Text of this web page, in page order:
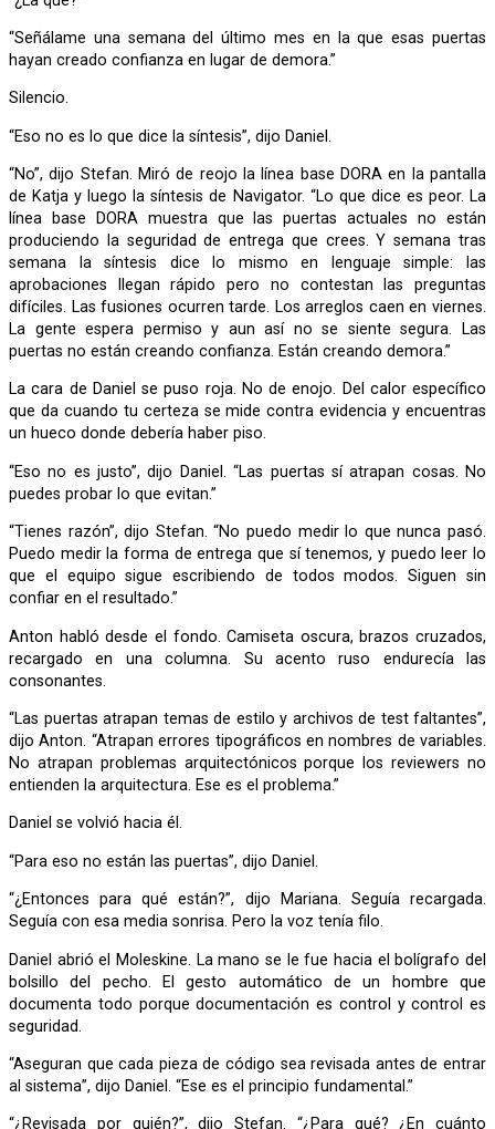
“Señálame una semana del último mes en la que esas puertas
hayan creado confianza en lugar de demora.”
Silencio.
“Eso no es lo que dice la síntesis”, dijo Daniel.
“No”, dijo Stefan. Miró de reojo la línea base DORA en la pantalla
de Katja y luego la síntesis de Navigator. “Lo que dice es peor. La
línea base DORA muestra que las puertas actuales no están
produciendo la seguridad de entrega que crees. Y semana tras
semana la síntesis dice lo mismo en lenguaje simple: las
aprobaciones llegan rápido pero no contestan las preguntas
difíciles. Las fusiones ocurren tarde. Los arreglos caen en viernes.
La gente espera permiso y aun así no se siente segura. Las
puertas no están creando confianza. Están creando demora.”
La cara de Daniel se puso roja. No de enojo. Del calor específico
que da cuando tu certeza se mide contra evidencia y encuentras
un hueco donde debería haber piso.
“Eso no es justo”, dijo Daniel. “Las puertas sí atrapan cosas. No
puedes probar lo que evitan.”
“Tienes razón”, dijo Stefan. “No puedo medir lo que nunca pasó.
Puedo medir la forma de entrega que sí tenemos, y puedo leer lo
que el equipo sigue escribiendo de todos modos. Siguen sin
confiar en el resultado.”
Anton habló desde el fondo. Camiseta oscura, brazos cruzados,
recargado en una columna. Su acento ruso endurecía las
consonantes.
“Las puertas atrapan temas de estilo y archivos de test faltantes”,
dijo Anton. “Atrapan errores tipográficos en nombres de variables.
No atrapan problemas arquitectónicos porque los reviewers no
entienden la arquitectura. Ese es el problema.”
Daniel se volvió hacia él.
“Para eso no están las puertas”, dijo Daniel.
“¿Entonces para qué están?”, dijo Mariana. Seguía recargada.
Seguía con esa media sonrisa. Pero la voz tenía filo.
Daniel abrió el Moleskine. La mano se le fue hacia el bolígrafo del
bolsillo del pecho. El gesto automático de un hombre que
documenta todo porque documentación es control y control es
seguridad.
“Aseguran que cada pieza de código sea revisada antes de entrar
al sistema”, dijo Daniel. “Ese es el principio fundamental.”
“¿Revisada por quién?”, dijo Stefan. “¿Para qué? ¿En cuánto